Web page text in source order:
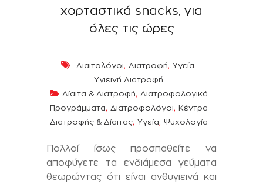
χορταστικά snacks, για
όλες τις ώρες
Διαιτολόγοι, Διατροφή, Υγεία,
Υγιεινή Διατροφή
Δίαιτα & Διατροφή, Διατροφολογικά
Προγράμματα, Διατροφολόγοι, Κέντρα
Διατροφής & Δίαιτας, Υγεία, Ψυχολογία
Πολλοί ίσως προσπαθείτε να
αποφύγετε τα ενδιάμεσα γεύματα
θεωρώντας ότι είναι ανθυγιεινά και